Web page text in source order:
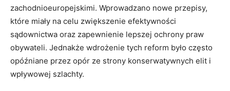
zachodnioeuropejskimi. Wprowadzano nowe przepisy,
które miały na celu zwiększenie efektywności
sądownictwa oraz zapewnienie lepszej ochrony praw
obywateli. Jednakże wdrożenie tych reform było często
opóźniane przez opór ze strony konserwatywnych elit i
wpływowej szlachty.